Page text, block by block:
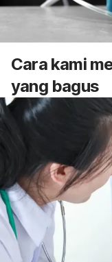
Cara kami
yang bagus